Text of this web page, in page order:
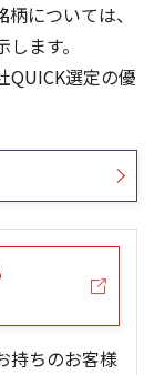
については、
ます。
QUICK選定の優
持ちのお客様